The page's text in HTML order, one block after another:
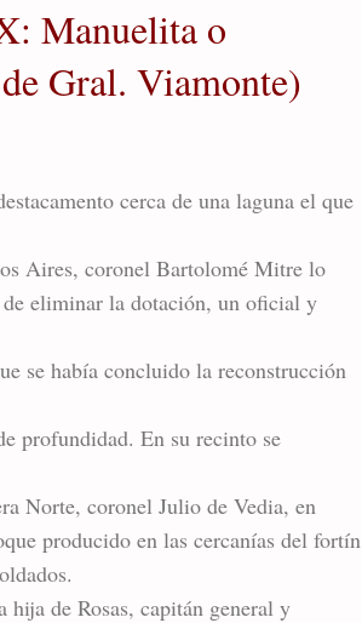
Manuelita o
Gral. Viamonte)
cerca de una laguna el que
Aires, coronel Bartolomé Mitre lo
eliminar la dotación, un oficial y
se había concluido la reconstrucción
profundidad. En su recinto se
Norte, coronel Julio de Vedia, en
producido en las cercanías del fortín
de Rosas, capitán general y